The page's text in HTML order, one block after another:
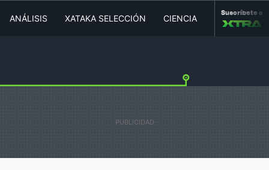
ANÁLISIS XATAKA SELECCIÓN CIENCIA MOVILIDAD
Suscríbete a